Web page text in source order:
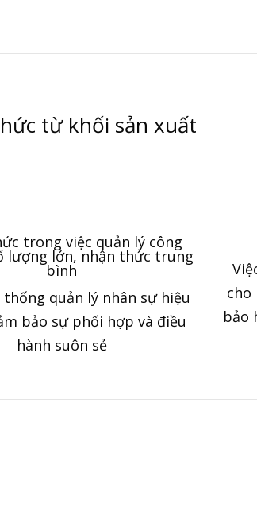
từ khối sản xuất
trong việc quản lý công
lượng lớn, nhận thức trung
bình
quản lý nhân sự hiệu
bảo sự phối hợp và điều
hành suôn sẻ
cho
bảo